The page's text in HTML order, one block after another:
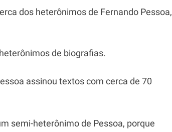
dos heterônimos de Fernando Pessoa,
de biografias.
assinou textos com cerca de 70
semi-heterônimo de Pessoa, porque